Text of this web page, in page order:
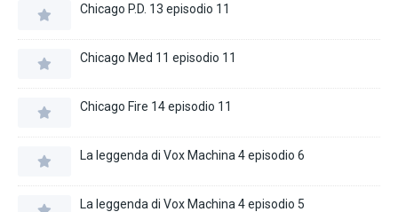
Chicago P.D. 13 episodio 11
Chicago Med 11 episodio 11
Chicago Fire 14 episodio 11
La leggenda di Vox Machina 4 episodio 6
La leggenda di Vox Machina 4 episodio 5